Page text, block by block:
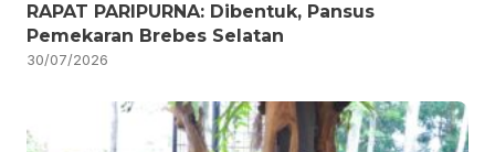
RAPAT PARIPURNA: Dibentuk, Pansus
Pemekaran Brebes Selatan
30/07/2026